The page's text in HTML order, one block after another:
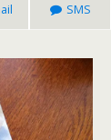
SMS